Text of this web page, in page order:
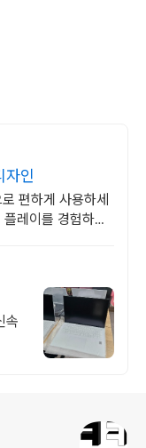
자인
편하게 사용하세
레이를 경험하세
속